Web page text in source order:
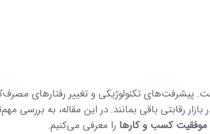
تکنولوژیکی و تغییر رفتارهای
بازار رقابتی باقی بمانند. در این مقاله، به بررسی
موفقیت کسب و کارها را معرفی می‌کنیم.